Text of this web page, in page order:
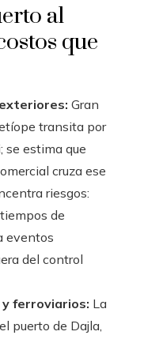
al
que
Gran
transita por
se estima que
cruza ese
riesgos:
de
eventos
del control
ferroviarios: La
puerto de Dajla,